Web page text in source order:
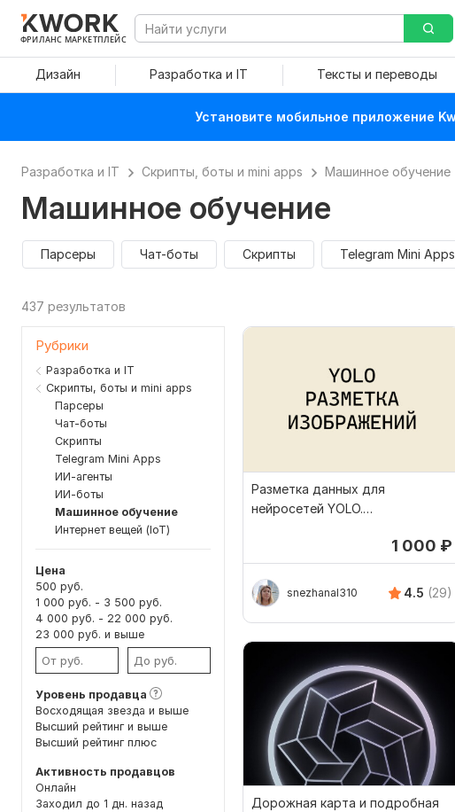
ФРИЛАНС МАРКЕТПЛЕЙС
Дизайн Разработка и IT Тексты и переводы
Установите мобильное приложение
Разработка и IT Скрипты, боты и mini apps Машинное обучение
Машинное обучение
Парсеры Чат-боты Скрипты Telegram Mini Apps
437 результатов
Рубрики
Разработка и IT
Скрипты, боты и mini apps
Парсеры
Чат-боты
Скрипты
Telegram Mini Apps
ИИ-агенты
ИИ-боты
Машинное обучение
Интернет вещей (IoT)
Цена
500 руб.
1 000 руб. - 3 500 руб.
4 000 руб. - 22 000 руб.
23 000 руб. и выше
Уровень продавца
Восходящая звезда и выше
Высший рейтинг и выше
Высший рейтинг плюс
Активность продавцов
Онлайн
Заходил до 1 дн. назад
Разметка данных для
нейросетей YOLO.
1 000 ₽
snezhanal310 4.5 (29)
Дорожная карта и подробная